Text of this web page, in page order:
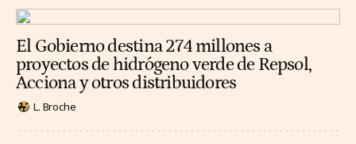
El Gobierno destina 274 millones a
proyectos de hidrógeno verde de Repsol,
Acciona y otros distribuidores
L. Broche